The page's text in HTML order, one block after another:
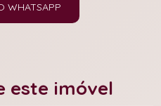
WHATSAPP
este imóvel